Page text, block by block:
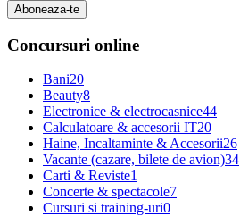
Aboneaza-te
Concursuri online
Bani20
Beauty8
Electronice & electrocasnice44
Calculatoare & accesorii IT20
Haine, Incaltaminte & Accesorii26
Vacante (cazare, bilete de avion)34
Carti & Reviste1
Concerte & spectacole7
Cursuri si training-uri0